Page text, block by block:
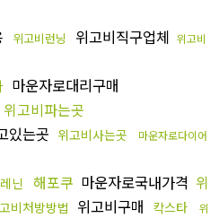
위고비런닝 위고비직구업체 위고비
마운자로대리구매
위고비파는곳
있는곳 위고비사는곳
마운자로다이어
닌 해포쿠 마운자로국내가격 위
비처방방법 위고비구매 칵스타
위